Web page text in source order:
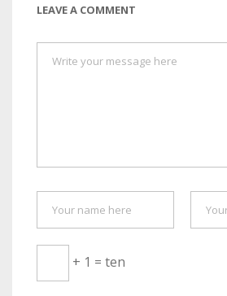
LEAVE A COMMENT
+ 1 = ten